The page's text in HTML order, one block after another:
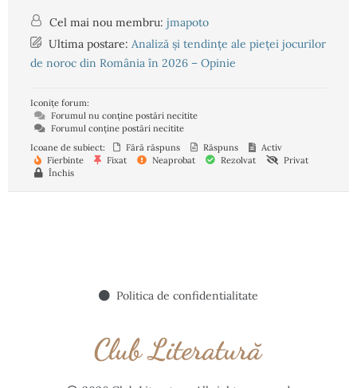
Cel mai nou membru: jmapoto
Ultima postare: Analiză și tendințe ale pieței jocurilor
de noroc din România în 2026 – Opinie
Iconițe forum:
Forumul nu conține postări necitite
Forumul conține postări necitite
Icoane de subiect:
Fără răspuns Răspuns
Activ
Fierbinte
Fixat Neaprobat Rezolvat
Privat
Închis
Politica de confidentialitate